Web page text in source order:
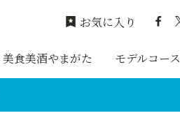
美食美酒やまがた モデルコース
お気に入り